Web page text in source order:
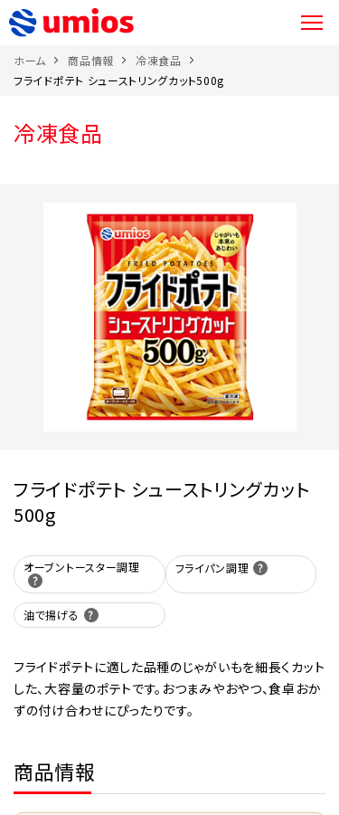
ホーム 商品情報
冷凍食品
フライドポテト シューストリングカット500g
冷凍食品
フライドポテト シューストリングカット
500g
オーブントースター調理 フライパン調理
油で揚げる
フライドポテトに適した品種のじゃがいもを細長くカット
した、大容量のポテトです。おつまみやおやつ、食卓おか
ずの付け合わせにぴったりです。
商品情報